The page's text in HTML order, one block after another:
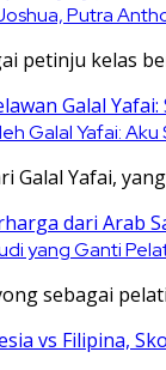
Putra
petinju kelas
Galal Yafai: Aku
Galal Yafai,
yang Ganti
sebagai